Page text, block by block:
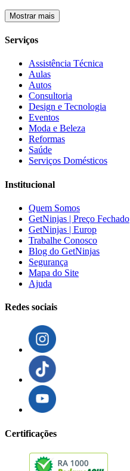
Mostrar mais
Serviços
Assistência Técnica
Aulas
Autos
Consultoria
Design e Tecnologia
Eventos
Moda e Beleza
Reformas
Saúde
Serviços Domésticos
Institucional
Quem Somos
GetNinjas | Preço Fechado
GetNinjas | Europ
Trabalhe Conosco
Blog do GetNinjas
Segurança
Mapa do Site
Ajuda
Redes sociais
Certificações